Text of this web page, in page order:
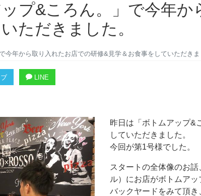
プ&ころん。」で今年
ただきました。
今年から取り入れたお店での研修&見学＆お食事をしていただきま
LINE
昨日は「ボトムアップ&
していただきました。
今回が第1号様でした。
スタートの全体像のお
ル）にお店がボトムア
バックヤードをみて頂